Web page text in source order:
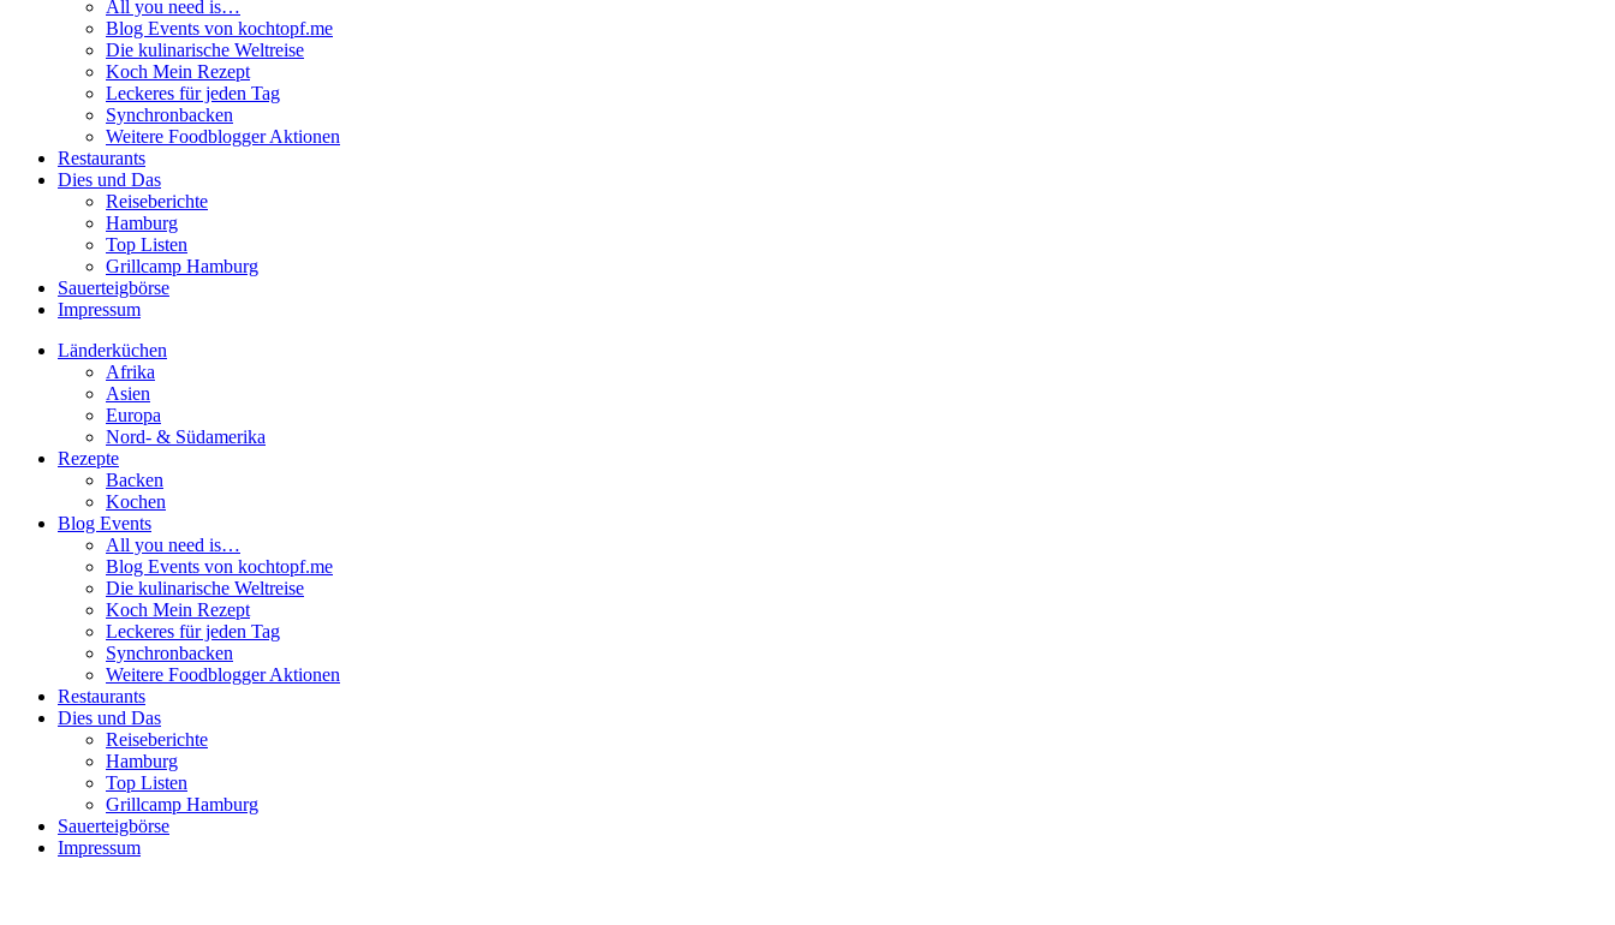
All you need is…
Blog Events von kochtopf.me
Die kulinarische Weltreise
Koch Mein Rezept
Leckeres für jeden Tag
Synchronbacken
Weitere Foodblogger Aktionen
Restaurants
Dies und Das
Reiseberichte
Hamburg
Top Listen
Grillcamp Hamburg
Sauerteigbörse
Impressum
Länderküchen
Afrika
Asien
Europa
Nord- & Südamerika
Rezepte
Backen
Kochen
Blog Events
All you need is…
Blog Events von kochtopf.me
Die kulinarische Weltreise
Koch Mein Rezept
Leckeres für jeden Tag
Synchronbacken
Weitere Foodblogger Aktionen
Restaurants
Dies und Das
Reiseberichte
Hamburg
Top Listen
Grillcamp Hamburg
Sauerteigbörse
Impressum